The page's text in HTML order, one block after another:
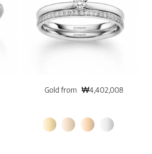
Gold from ₩4,402,008